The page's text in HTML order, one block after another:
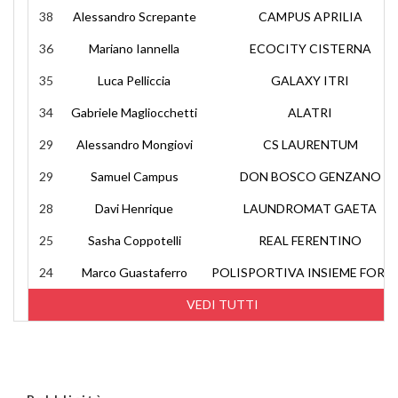
VEDI TUTTI
38 Alessandro Screpante CAMPUS APRILIA
36 Mariano Iannella ECOCITY CISTERNA
35 Luca Pelliccia GALAXY ITRI
34 Gabriele Magliocchetti ALATRI
29 Alessandro Mongiovi CS LAURENTUM
29 Samuel Campus DON BOSCO GENZANO
28 Davi Henrique LAUNDROMAT GAETA
25 Sasha Coppotelli REAL FERENTINO
24 Marco Guastaferro POLISPORTIVA INSIEME